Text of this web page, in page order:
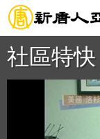
社區特快